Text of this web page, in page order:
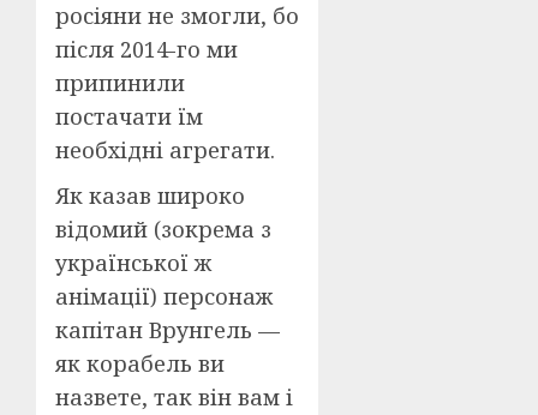
росіяни не змогли, бо
після 2014-го ми
припинили
постачати їм
необхідні агрегати.
Як казав широко
відомий (зокрема з
української ж
анімації) персонаж
капітан Врунгель —
як корабель ви
назвете, так він вам і